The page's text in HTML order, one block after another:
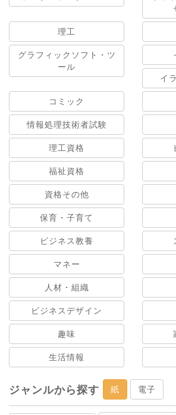
理工
グラフィックソフト・ツ
ール
イ
コミック
情報処理技術者試験
理工資格
福祉資格
資格その他
保育・子育て
ビジネス教養
マネー
人材・組織
ビジネスデザイン
趣味
生活情報
ジャンルから探す 紙 電子